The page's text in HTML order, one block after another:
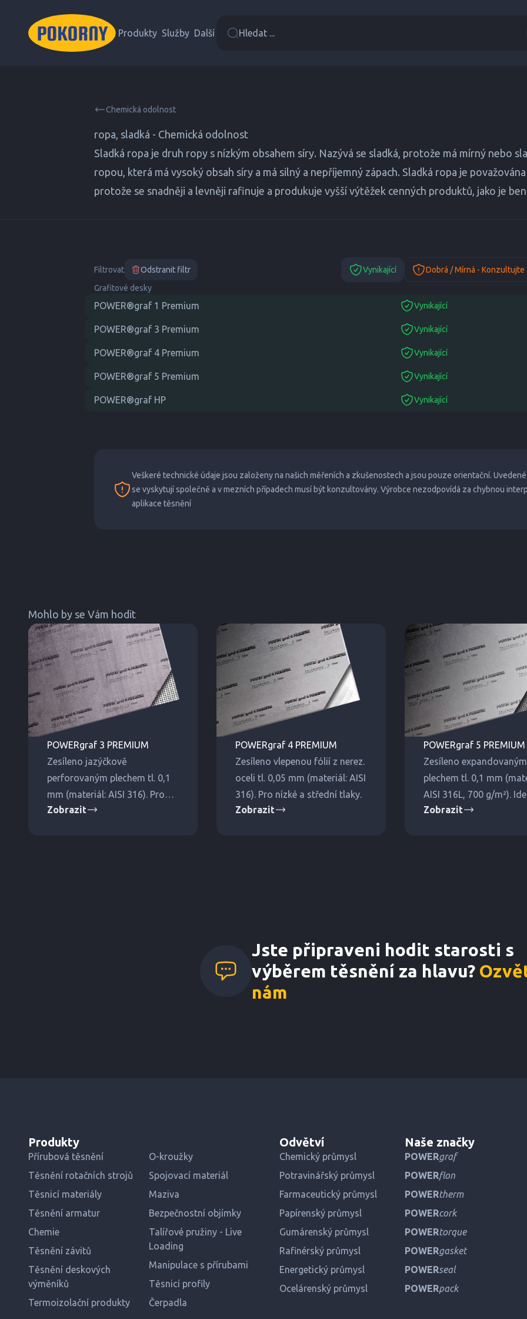
Produkty Služby Další Hledat ...
Chemická odolnost
ropa, sladká - Chemická odolnost
Sladká ropa je druh ropy s nízkým obsahem síry. Nazývá se sladká, protože má mírný nebo
ropou, která má vysoký obsah síry a má silný a nepříjemný zápach. Sladká ropa je
protože se snadněji a levněji rafinuje a produkuje vyšší výtěžek cenných produktů, jako je
Filtrovat Odstranit filtr Vynikající Dobrá / Mírná - Konzultujte
Grafitové desky
POWER®graf 1 Premium Vynikající
suitable
POWER®graf 3 Premium Vynikající
suitable
POWER®graf 4 Premium Vynikající
suitable
POWER®graf 5 Premium Vynikající
suitable
POWER®graf HP Vynikající
suitable
Veškeré technické údaje jsou založeny na našich měřeních a zkušenostech a jsou pouze orientační.
se vyskytují společně a v mezních případech musí být konzultovány. Výrobce nezodpovídá za chybnou
aplikace těsnění
Mohlo by se Vám hodit
POWERgraf 3 PREMIUM
Zesíleno jazýčkově
perforovaným plechem tl. 0,1
mm (materiál: AISI 316). Pro
střední a vyšší tlaky.
Zobrazit
POWERgraf 4 PREMIUM
Zesíleno vlepenou fólií z nerez.
oceli tl. 0,05 mm (materiál: AISI
316). Pro nízké a střední tlaky.
Zobrazit
POWERgraf 5 PREMIUM
Zesíleno
plechem tl. 0,1 mm
AISI 316L, 700 g/m²).
těsnění na velké změny
Zobrazit
Jste připraveni hodit starosti s
výběrem těsnění za hlavu?
nám
Produkty
Přírubová těsnění
Těsnění rotačních strojů
Těsnicí materiály
Těsnění armatur
Chemie
Těsnění závitů
Těsnění deskových
výměníků
Termoizolační produkty
O-kroužky
Spojovací materiál
Maziva
Bezpečnostní objímky
Talířové pružiny - Live
Loading
Manipulace s přírubami
Těsnicí profily
Čerpadla
Odvětví
Chemický průmysl
Potravinářský průmysl
Farmaceutický průmysl
Papírenský průmysl
Gumárenský průmysl
Rafinérský průmysl
Energetický průmysl
Ocelárenský průmysl
Naše značky
POWERgraf
POWERflon
POWERtherm
POWERcork
POWERtorque
POWERgasket
POWERseal
POWERpack